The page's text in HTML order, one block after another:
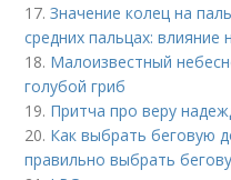
17.Значение колец на
средних пальцах: влияние
18. Малоизвестный
голубой гриб
19. Притча про веру
20. Как выбрать беговую
правильно выбрать